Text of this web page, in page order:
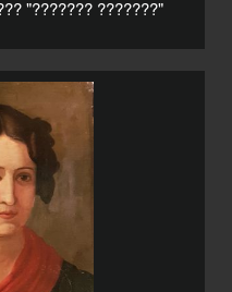
"??????? ???????"